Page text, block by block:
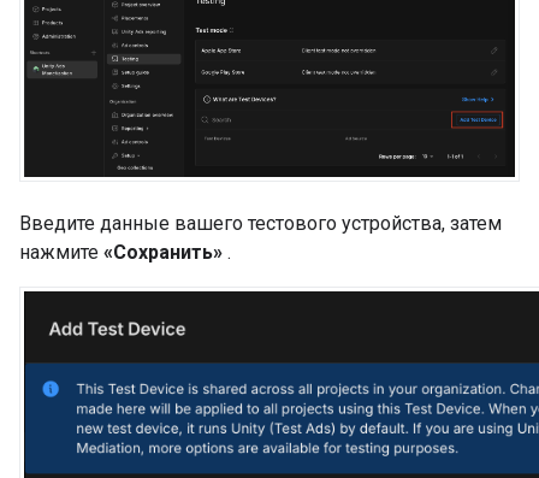
Введите данные вашего тестового устройства, затем
нажмите «Сохранить» .